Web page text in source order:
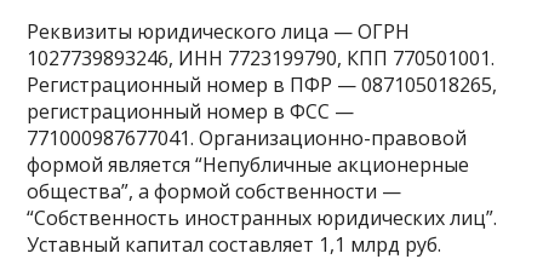
Реквизиты юридического лица — ОГРН
1027739893246, ИНН 7723199790, КПП 770501001.
Регистрационный номер в ПФР — 087105018265,
регистрационный номер в ФСС —
771000987677041. Организационно-правовой
формой является “Непубличные акционерные
общества”, а формой собственности —
“Собственность иностранных юридических лиц”.
Уставный капитал составляет 1,1 млрд руб.